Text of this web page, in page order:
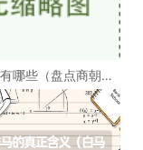
哪些（盘点商朝的
）